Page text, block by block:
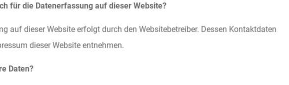
für die Datenerfassung auf dieser Website?
auf dieser Website erfolgt durch den Websitebetreiber. Dessen Kontaktdaten
dieser Website entnehmen.
Daten?